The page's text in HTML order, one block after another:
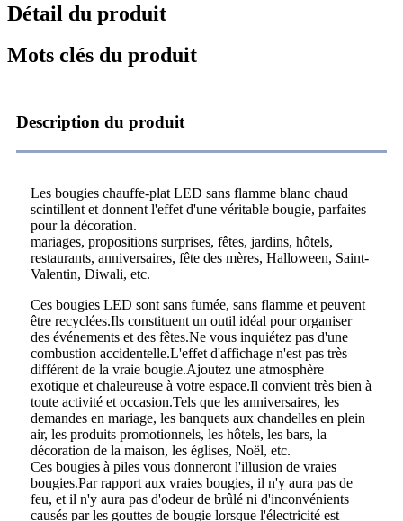
Détail du produit
Mots clés du produit
Description du produit
Les bougies chauffe-plat LED sans flamme blanc chaud
scintillent et donnent l'effet d'une véritable bougie, parfaites
pour la décoration.
mariages, propositions surprises, fêtes, jardins, hôtels,
restaurants, anniversaires, fête des mères, Halloween, Saint-
Valentin, Diwali, etc.
Ces bougies LED sont sans fumée, sans flamme et peuvent
être recyclées.Ils constituent un outil idéal pour organiser
des événements et des fêtes.Ne vous inquiétez pas d'une
combustion accidentelle.L'effet d'affichage n'est pas très
différent de la vraie bougie.Ajoutez une atmosphère
exotique et chaleureuse à votre espace.Il convient très bien à
toute activité et occasion.Tels que les anniversaires, les
demandes en mariage, les banquets aux chandelles en plein
air, les produits promotionnels, les hôtels, les bars, la
décoration de la maison, les églises, Noël, etc.
Ces bougies à piles vous donneront l'illusion de vraies
bougies.Par rapport aux vraies bougies, il n'y aura pas de
feu, et il n'y aura pas d'odeur de brûlé ni d'inconvénients
causés par les gouttes de bougie lorsque l'électricité est